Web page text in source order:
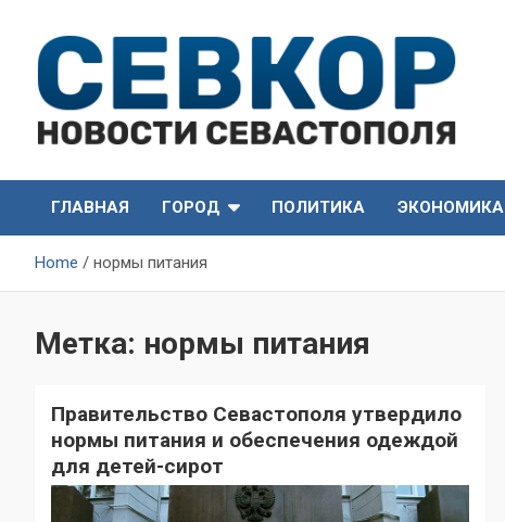
content
СевКор — Новости
Севастополя
Севастополя
ГЛАВНАЯ
ГОРОД ПОЛИТИКА ЭКОНОМИКА
Home нормы питания
Метка: нормы питания
Правительство Севастополя утвердило
нормы питания и обеспечения одеждой
для детей-сирот